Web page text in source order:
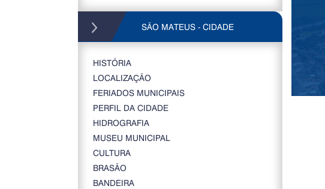
SÃO MATEUS - CIDADE
HISTÓRIA
LOCALIZAÇÃO
FERIADOS MUNICIPAIS
PERFIL DA CIDADE
HIDROGRAFIA
MUSEU MUNICIPAL
CULTURA
BRASÃO
BANDEIRA